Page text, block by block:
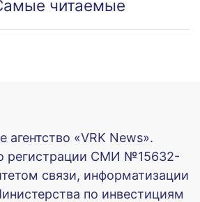
читаемые
«VRK News».
регистрации СМИ №15632-
связи, информатизации
по инвестициям